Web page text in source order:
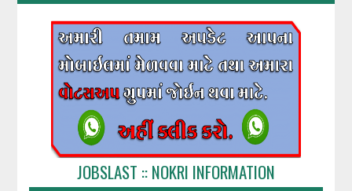
JOBSLAST :: NOKRI INFORMATION